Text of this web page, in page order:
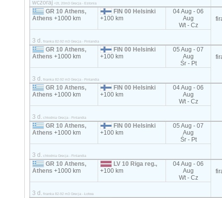
wczoraj <2t, 20m3 Grecja - Estonia
GR 10 Athens,
Athens+1000 km
FIN 00 Helsinki
+100 km
04 Aug - 06
Aug
Wt - Cz
3 d. firanka 82-92 m3 Grecja - Finlandia
GR 10 Athens,
Athens+1000 km
FIN 00 Helsinki
+100 km
05 Aug - 07
Aug
Śr - Pt
3 d. firanka 82-92 m3 Grecja - Finlandia
GR 10 Athens,
Athens+1000 km
FIN 00 Helsinki
+100 km
04 Aug - 06
Aug
Wt - Cz
3 d. chłodnia Grecja - Finlandia
GR 10 Athens,
Athens+1000 km
FIN 00 Helsinki
+100 km
05 Aug - 07
Aug
Śr - Pt
3 d. chłodnia Grecja - Finlandia
GR 10 Athens,
Athens+1000 km
LV 10 Riga reg.,
+100 km
04 Aug - 06
Aug
Wt - Cz
3 d. firanka 82-92 m3 Grecja - Łotwa